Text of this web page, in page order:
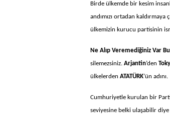
Birde ülkemde bir kesim
andımızı ortadan
ülkemizin kurucu partisinin
Ne Alıp Veremediğiniz Var
silemezsiniz. Arjantin’den
ülkelerden ATATÜRK’ün adını.
Cumhuriyetle kurulan bir
seviyesine belki ulaşabilir diye